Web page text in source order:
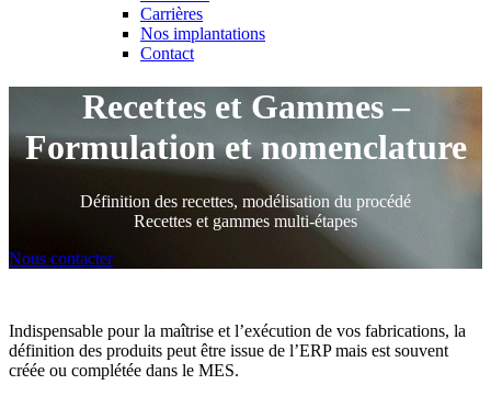
Carrières
Nos implantations
Contact
Recettes et Gammes –
Formulation et nomenclature
Définition des recettes, modélisation du procédé
Recettes et gammes multi-étapes
Nous contacter
Indispensable pour la maîtrise et l’exécution de vos fabrications, la
définition des produits peut être issue de l’ERP mais est souvent
créée ou complétée dans le MES.